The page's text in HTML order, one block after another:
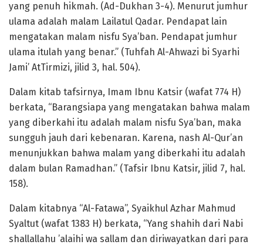
yang penuh hikmah. (Ad-Dukhan 3-4). Menurut jumhur
ulama adalah malam Lailatul Qadar. Pendapat lain
mengatakan malam nisfu Sya’ban. Pendapat jumhur
ulama itulah yang benar.” (Tuhfah Al-Ahwazi bi Syarhi
Jami’ AtTirmizi, jilid 3, hal. 504).
Dalam kitab tafsirnya, Imam Ibnu Katsir (wafat 774 H)
berkata, “Barangsiapa yang mengatakan bahwa malam
yang diberkahi itu adalah malam nisfu Sya’ban, maka
sungguh jauh dari kebenaran. Karena, nash Al-Qur’an
menunjukkan bahwa malam yang diberkahi itu adalah
dalam bulan Ramadhan.” (Tafsir Ibnu Katsir, jilid 7, hal.
158).
Dalam kitabnya “Al-Fatawa”, Syaikhul Azhar Mahmud
Syaltut (wafat 1383 H) berkata, “Yang shahih dari Nabi
shallallahu ’alaihi wa sallam dan diriwayatkan dari para